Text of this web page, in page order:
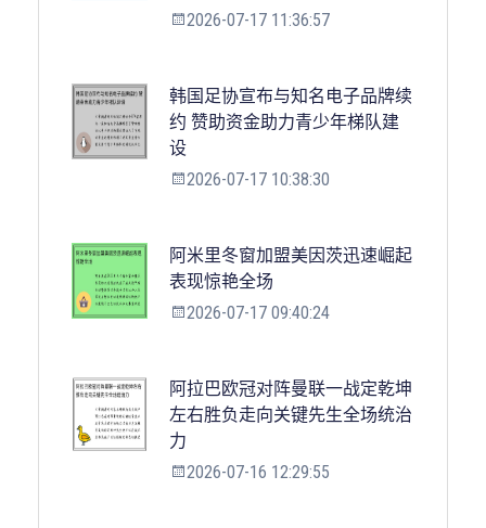
2026-07-17 11:36:57
韩国足协宣布与知名电子品牌续
约 赞助资金助力青少年梯队建
设
2026-07-17 10:38:30
阿米里冬窗加盟美因茨迅速崛起
表现惊艳全场
2026-07-17 09:40:24
阿拉巴欧冠对阵曼联一战定乾坤
左右胜负走向关键先生全场统治
力
2026-07-16 12:29:55